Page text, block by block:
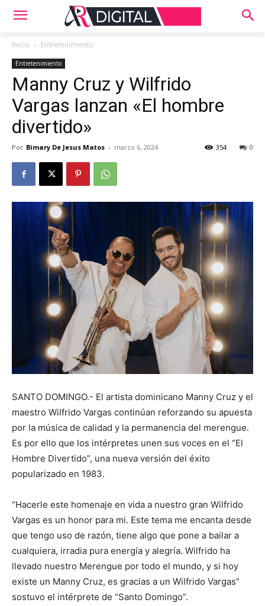
Inicio Entretenimiento
Entretenimiento
Manny Cruz y Wilfrido
Vargas lanzan «El hombre
divertido»
Por Bimary De Jesus Matos - marzo 6, 2024 0
354
SANTO DOMINGO.- El artista dominicano Manny Cruz y el
maestro Wilfrido Vargas continúan reforzando su apuesta
por la música de calidad y la permanencia del merengue.
Es por ello que los intérpretes unen sus voces en el “El
Hombre Divertido”, una nueva versión del éxito
popularizado en 1983.
“Hacerle este homenaje en vida a nuestro gran Wilfrido
Vargas es un honor para mi. Este tema me encanta desde
que tengo uso de razón, tiene algo que pone a bailar a
cualquiera, irradia pura energía y alegría. Wilfrido ha
llevado nuestro Merengue por todo el mundo, y si hoy
existe un Manny Cruz, es gracias a un Wilfrido Vargas”
sostuvo el intérprete de “Santo Domingo”.